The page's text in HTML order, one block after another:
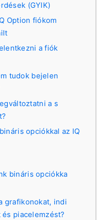
(GYIK)
Option fiókom
a fiók
tudok bejelen
a s
opciókkal az IQ
bináris opciókka
grafikonokat, indi
piacelemzést?